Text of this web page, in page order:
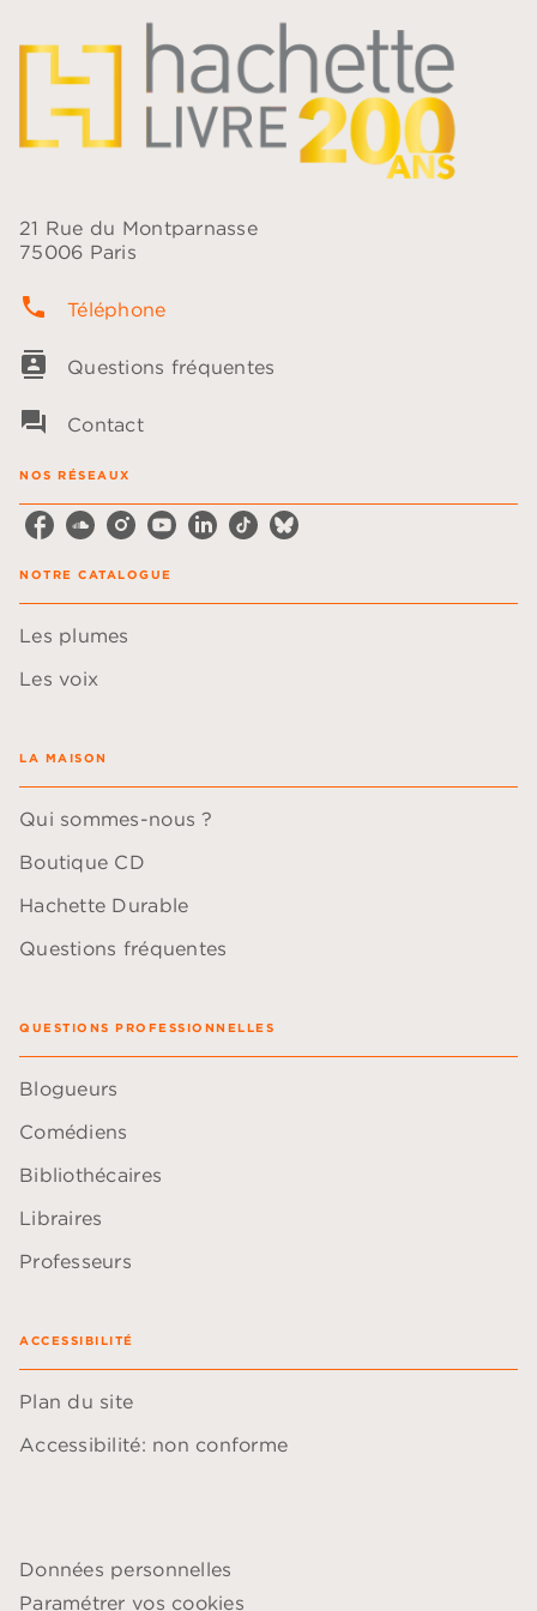
21 Rue du Montparnasse
75006 Paris
phone Téléphone
contacts Questions fréquentes
question_answer Contact
NOS RÉSEAUX
NOTRE CATALOGUE
Les plumes
Les voix
LA MAISON
Qui sommes-nous ?
Boutique CD
Hachette Durable
Questions fréquentes
QUESTIONS PROFESSIONNELLES
Blogueurs
Comédiens
Bibliothécaires
Libraires
Professeurs
ACCESSIBILITÉ
Plan du site
Accessibilité: non conforme
Données personnelles
Paramétrer vos cookies